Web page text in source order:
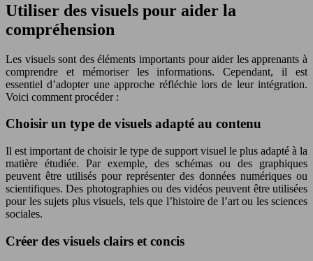
Utiliser des visuels pour aider la
compréhension
Les visuels sont des éléments importants pour aider les apprenants à
comprendre et mémoriser les informations. Cependant, il est
essentiel d’adopter une approche réfléchie lors de leur intégration.
Voici comment procéder :
Choisir un type de visuels adapté au contenu
Il est important de choisir le type de support visuel le plus adapté à la
matière étudiée. Par exemple, des schémas ou des graphiques
peuvent être utilisés pour représenter des données numériques ou
scientifiques. Des photographies ou des vidéos peuvent être utilisées
pour les sujets plus visuels, tels que l’histoire de l’art ou les sciences
sociales.
Créer des visuels clairs et concis